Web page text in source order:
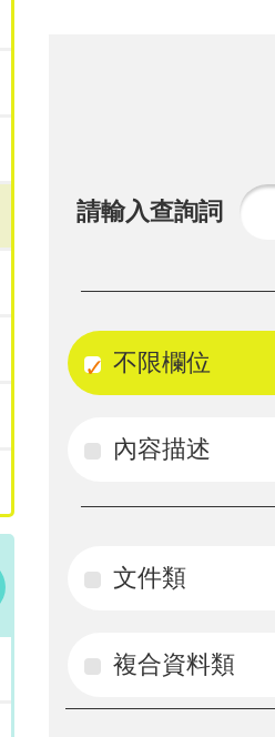
請輸入查詢詞
不限欄位
內容描述
文件類
複合資料類